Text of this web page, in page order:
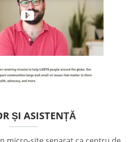
ȘI ASISTENȚĂ